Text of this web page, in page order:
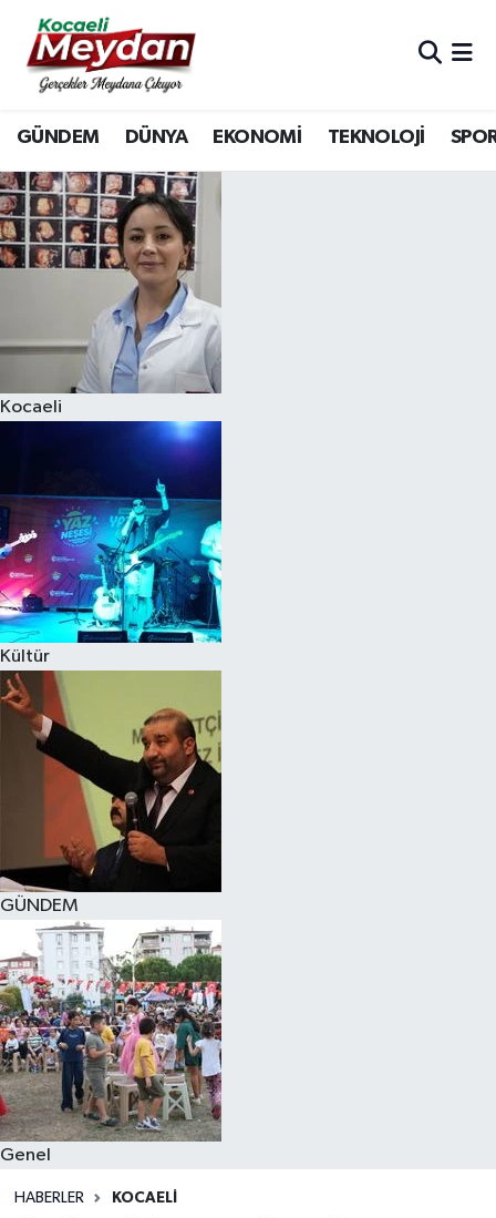
GÜNDEM DÜNYA EKONOMİ TEKNOLOJİ
Kocaeli
Kültür
GÜNDEM
Genel
HABERLER KOCAELI
Nöbetçi Eczaneler
Hava Durumu
Trafik Durumu
Süper Lig Puan Durumu ve Fikstür
Tüm Manşetler
Son Dakika Haberleri
Haber Arşivi